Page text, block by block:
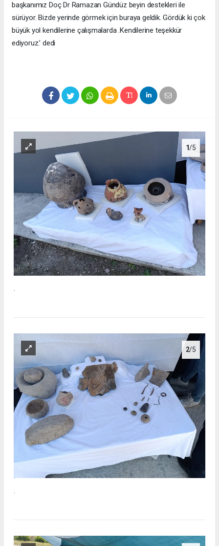
başkanımız Doç Dr Ramazan Gündüz beyin destekleri ile
sürüyor. Bizde yerinde görmek için buraya geldik. Gördük ki çok
büyük yol kendilerine çalışmalarda .Kendilerine teşekkür
ediyoruz.’ dedi
1/5
.
2/5